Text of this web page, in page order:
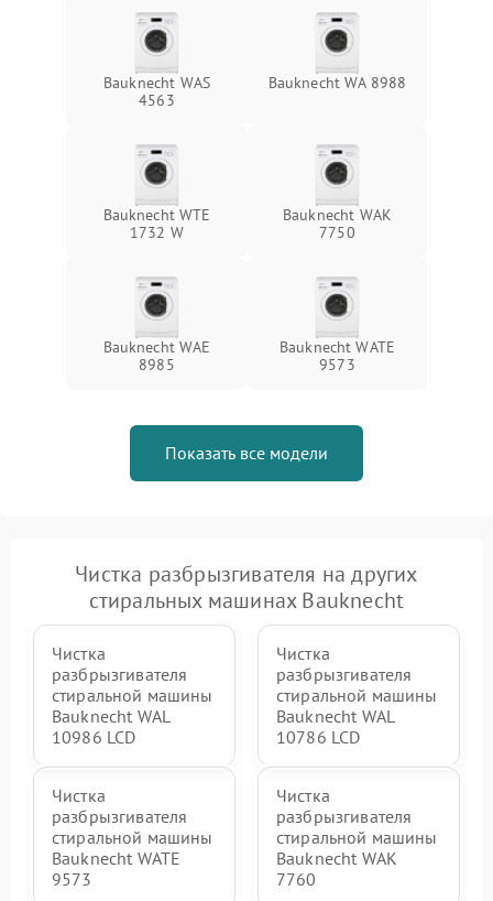
Bauknecht WAS
4563
Bauknecht WA 8988
Bauknecht WTE
1732 W
Bauknecht WAK
7750
Bauknecht WAE
8985
Bauknecht WATE
9573
Показать все модели
Чистка разбрызгивателя на других
стиральных машинах Bauknecht
Чистка
разбрызгивателя
стиральной машины
Bauknecht WAL
10986 LCD
Чистка
разбрызгивателя
стиральной машины
Bauknecht WAL
10786 LCD
Чистка
разбрызгивателя
стиральной машины
Bauknecht WATE
9573
Чистка
разбрызгивателя
стиральной машины
Bauknecht WAK
7760